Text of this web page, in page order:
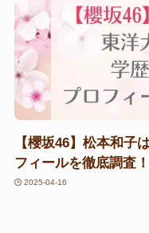
【櫻坂46】松本和子
フィールを徹底調査！
2025-04-16